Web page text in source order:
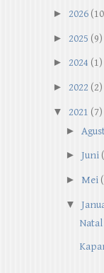
► 2026
► 2025 (9)
► 2024 (1)
► 2022 (2)
▼
2021 (7)
►
► Juni
► Mei
▼